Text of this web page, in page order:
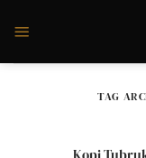
content
TAG